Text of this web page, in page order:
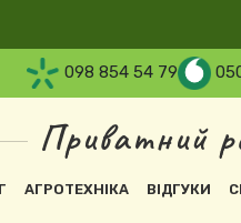
098 854 54 79
Приватний
АГРОТЕХНІКА ВІДГУКИ